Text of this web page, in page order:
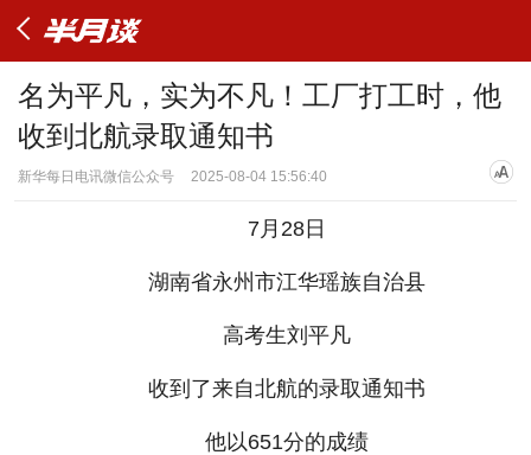
名为平凡，实为不凡！工厂打工时，他
收到北航录取通知书
新华每日电讯微信公众号 2025-08-04 15:56:40
7月28日
湖南省永州市江华瑶族自治县
高考生刘平凡
收到了来自北航的录取通知书
他以651分的成绩